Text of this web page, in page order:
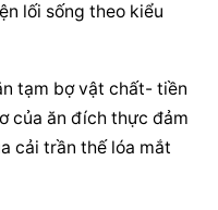
lối sống theo kiểu
tạm bợ vật chất- tiền
của ăn đích thực đảm
cải trần thế lóa mắt